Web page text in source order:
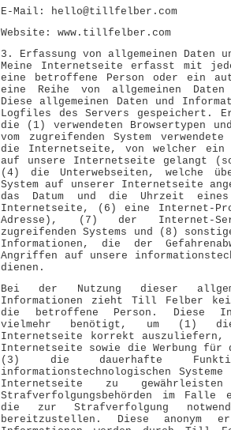
E-Mail: hello@tillfelber.com
Website: www.tillfelber.com
3. Erfassung von allgemeinen Daten
Meine Internetseite erfasst mit
eine betroffene Person oder ein
eine Reihe von allgemeinen
Diese allgemeinen Daten und
Logfiles des Servers gespeichert.
die (1) verwendeten Browsertypen
vom zugreifenden System
die Internetseite, von welcher ein
auf unsere Internetseite gelangt
(4) die Unterwebseiten, welche
System auf unserer Internetseite
das Datum und die Uhrzeit
Internetseite, (6) eine Internet-
Adresse), (7) der Internet-
zugreifenden Systems und (8)
Informationen, die der
Angriffen auf unsere
dienen.
Bei der Nutzung dieser
Informationen zieht Till Felber
die betroffene Person. Diese
vielmehr benötigt, um (1)
Internetseite korrekt
Internetseite sowie die Werbung für
(3) die dauerhafte
informationstechnologischen
Internetseite zu
Strafverfolgungsbehörden im Falle
die zur Strafverfolgung
bereitzustellen. Diese anonym